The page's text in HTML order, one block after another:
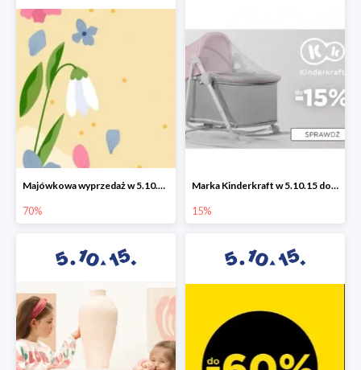
Majówkowa wyprzedaż w 5.10.15 do -70%
70%
Marka Kinderkraft w 5.10.15 do -15%
15%